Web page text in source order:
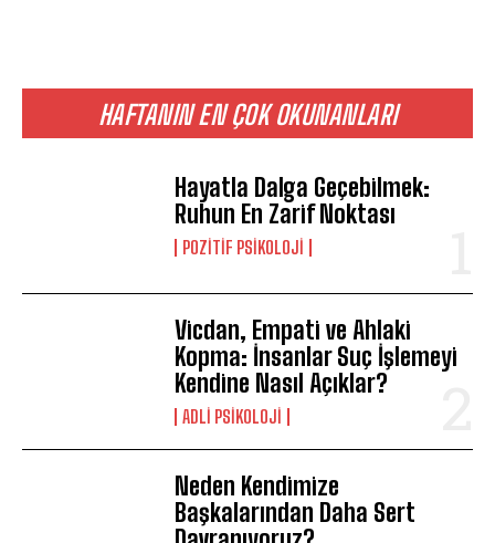
HAFTANIN EN ÇOK OKUNANLARI
Hayatla Dalga Geçebilmek:
Ruhun En Zarif Noktası
POZITIF PSIKOLOJI
Vicdan, Empati ve Ahlaki
Kopma: İnsanlar Suç İşlemeyi
Kendine Nasıl Açıklar?
ADLI PSIKOLOJI
Neden Kendimize
Başkalarından Daha Sert